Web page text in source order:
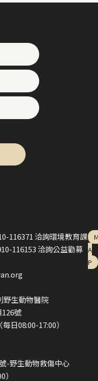
116371 洽詢環境教育課
116153 洽詢公益勸募
野生動物醫院
號
日08:00-17:00）
-野生動物救傷中心
A
P